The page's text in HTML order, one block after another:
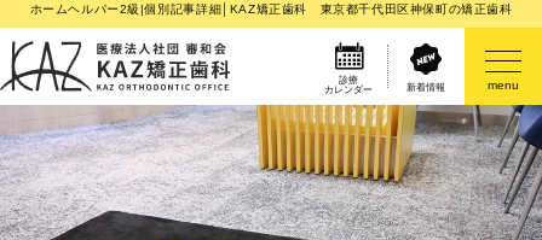
ホームヘルパー2級|個別記事詳細│KAZ矯正歯科 東京都千代田区神保町の矯正歯科
診療
カレンダー
新着情報 menu
医院案内
矯正歯科治療のご案内